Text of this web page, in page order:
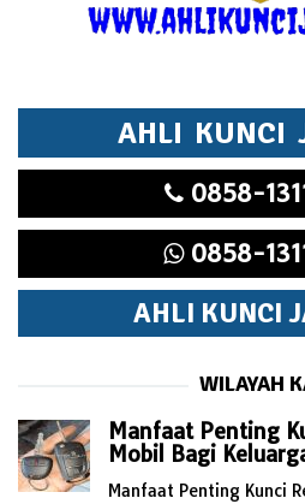
AHLI KUNCI
0858-
0858-
AHLI KUNCI
WILAYAH
Manfaat Penting
Mobil Bagi
Manfaat Penting Kunci